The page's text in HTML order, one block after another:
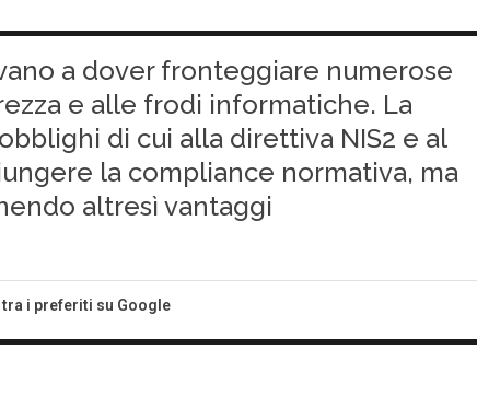
a dover fronteggiare numerose
e alle frodi informatiche. La
di cui alla direttiva NIS2 e al
la compliance normativa, ma
altresì vantaggi
i preferiti su Google